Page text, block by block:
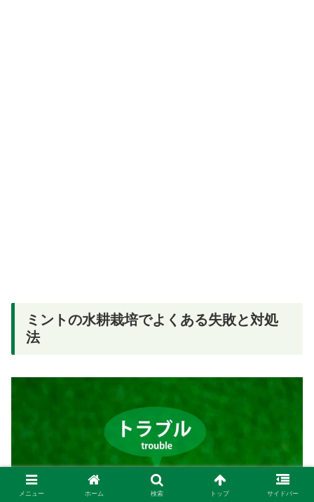
ミントの水耕栽培でよくある失敗と対処
法
メニュー ホーム 検索 トップ サイドバー